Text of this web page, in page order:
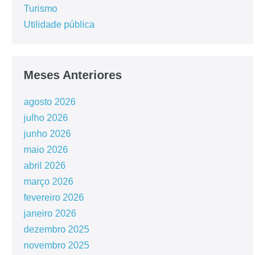
Turismo
Utilidade pública
Meses Anteriores
agosto 2026
julho 2026
junho 2026
maio 2026
abril 2026
março 2026
fevereiro 2026
janeiro 2026
dezembro 2025
novembro 2025